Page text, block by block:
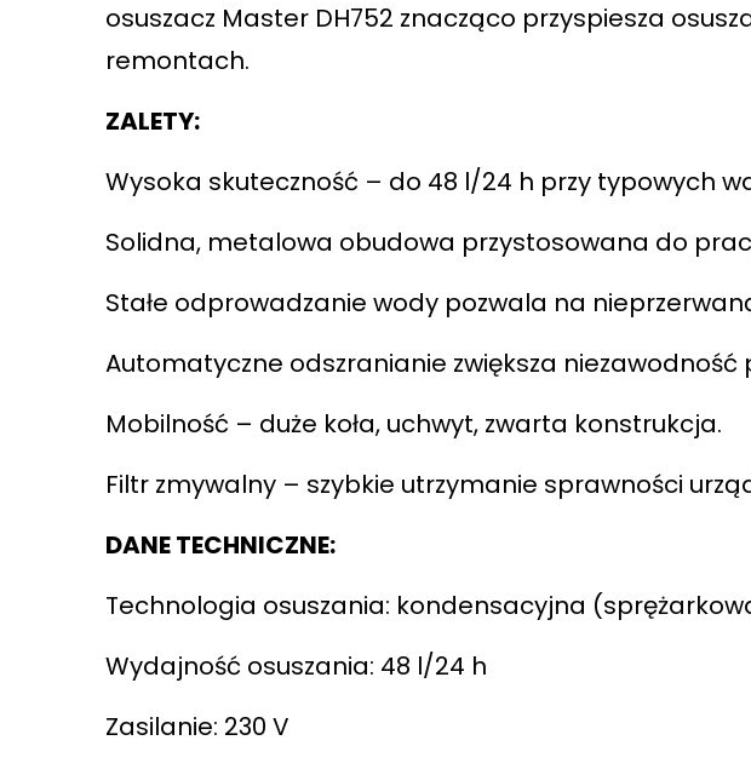
osuszacz Master DH752 znacząco przyspiesza
remontach.
ZALETY:
Wysoka skuteczność – do 48 l/24 h przy typowych
Solidna, metalowa obudowa przystosowana do
Stałe odprowadzanie wody pozwala na
Automatyczne odszranianie zwiększa
Mobilność – duże koła, uchwyt, zwarta konstrukcja.
Filtr zmywalny – szybkie utrzymanie sprawności
DANE TECHNICZNE:
Technologia osuszania: kondensacyjna
Wydajność osuszania: 48 l/24 h
Zasilanie: 230 V